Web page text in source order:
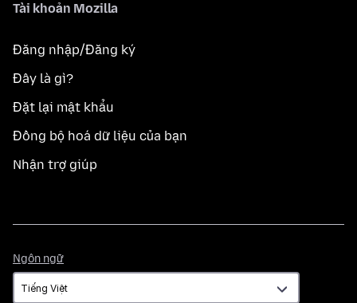
Tài khoản Mozilla
Đăng nhập/Đăng ký
Đây là gì?
Đặt lại mật khẩu
Đồng bộ hoá dữ liệu của bạn
Nhận trợ giúp
Ngôn ngữ
ngữ